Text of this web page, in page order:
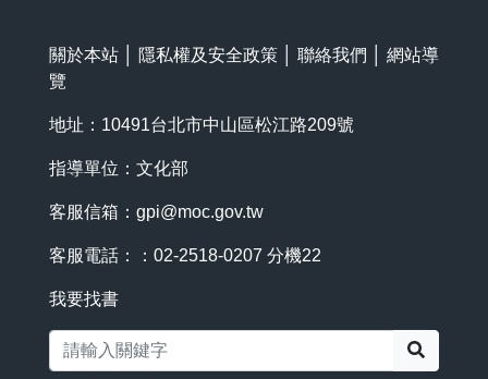
關於本站 隱私權及安全政策 聯絡我們
網站導
覽
地址：10491台北市中山區松江路209號
指導單位：文化部
客服信箱： gpi@moc.gov.tw
客服電話：：02-2518-0207 分機22
我要找書